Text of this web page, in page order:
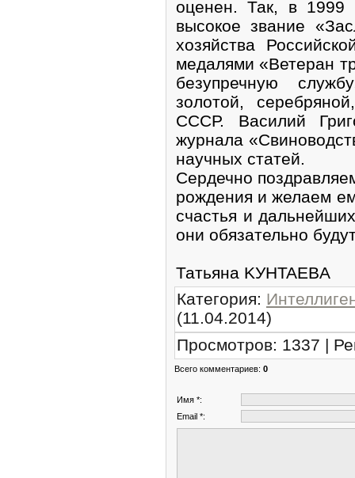
оценен. Так, в 1999
высокое звание
хозяйства
медалями «Ветеран
безупречную
золотой,
СССР. Василий
журнала
научных статей.
Сердечно
рождения и желаем
счастья и
они обязательно
Татьяна KУHTAEBA
Категория:
(11.04.2014)
Просмотров: 1337 |
Всего комментариев: 0
Имя *:
Email *: